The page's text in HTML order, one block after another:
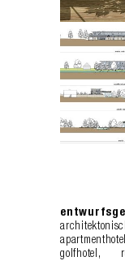
golfhotel,